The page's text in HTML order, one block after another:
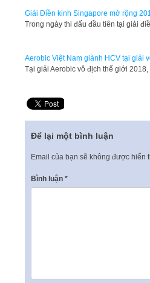
Giải Điền kinh Singapore mở rộng
Trong ngày thi đấu đầu tiên tại giải
Aerobic Việt Nam giành HCV tại giải
Tại giải Aerobic vô địch thế giới
Để lại một bình luận
Email của bạn sẽ không được hiển
Bình luận *